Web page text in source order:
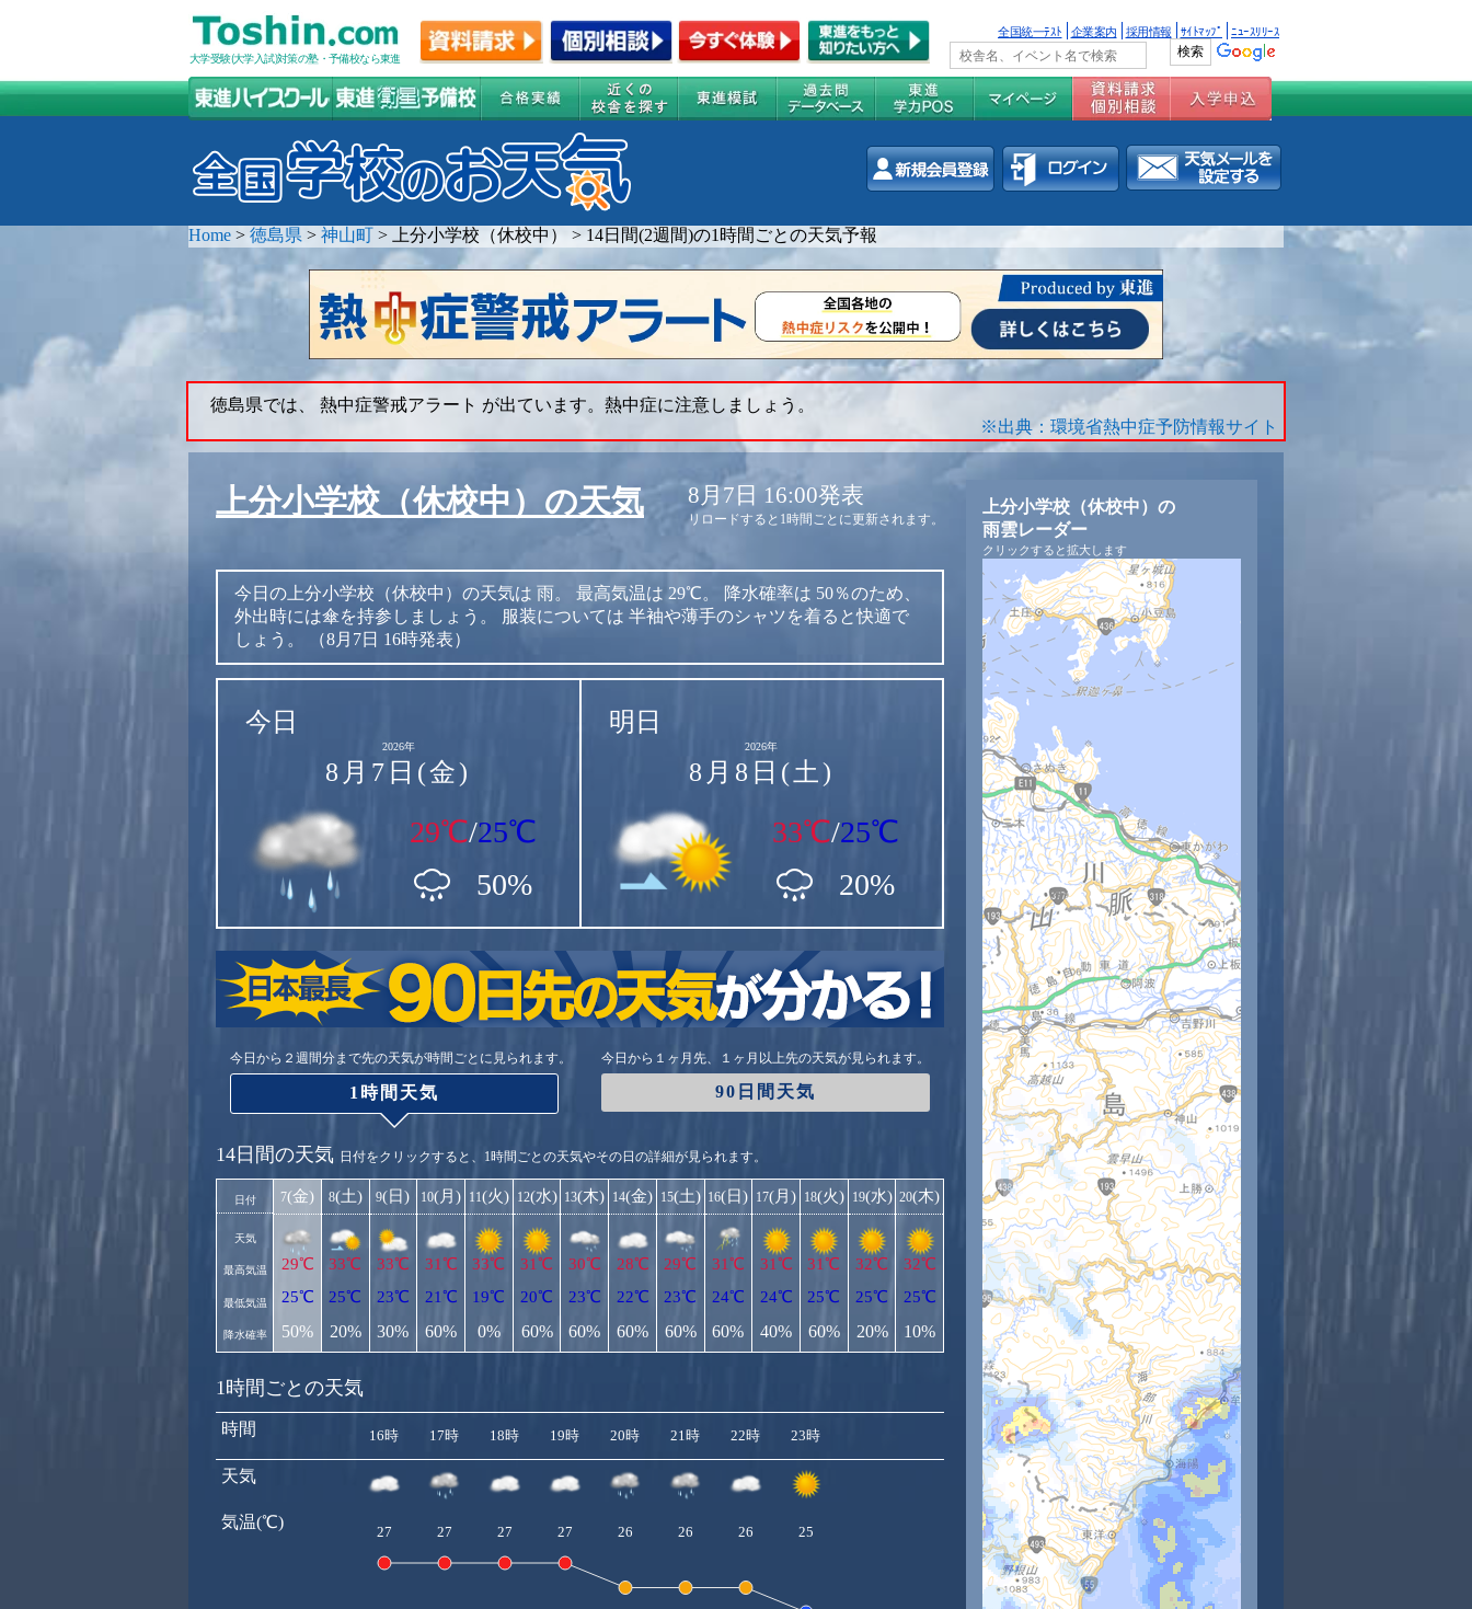
大学受験(大学入試)対策の塾・予備校なら東進
全国統一ﾃｽﾄ 企業案内 採用情報 ｻｲﾄﾏｯﾌﾟ ﾆｭｰｽﾘﾘｰｽ
Home > 徳島県 > 神山町 > 上分小学校（休校中） > 14日間(2週間)の1時間ごとの天気予報
徳島県では、 熱中症警戒アラート が出ています。熱中症に注意しましょう。
※出典：環境省熱中症予防情報サイト
上分小学校（休校中）の天気 8月7日 16:00発表
リロードすると1時間ごとに更新されます。
今日の上分小学校（休校中）の天気は 雨。 最高気温は 29℃。 降水確率は 50％のため、
外出時には傘を持参しましょう。
服装については 半袖や薄手のシャツを着ると快適で
しょう。
（8月7日 16時発表）
今日
2026年
8月7日(金)
29℃/25℃
50%
明日
2026年
8月8日(土)
33℃/25℃
20%
今日から２週間分まで先の天気が時間ごとに見られます。
1時間天気
今日から１ヶ月先、１ヶ月以上先の天気が見られます。
90日間天気
14日間の天気 日付をクリックすると、1時間ごとの天気やその日の詳細が見られます。
日付
天気
最高気温
最低気温
降水確率
7(金)
29℃
25℃
50%
8(土)
33℃
25℃
20%
9(日)
33℃
23℃
30%
10(月)
31℃
21℃
60%
11(火)
33℃
19℃
0%
12(水)
31℃
20℃
60%
13(木)
30℃
23℃
60%
14(金)
28℃
22℃
60%
15(土)
29℃
23℃
60%
16(日)
31℃
24℃
60%
17(月)
31℃
24℃
40%
18(火)
31℃
25℃
60%
19(水)
32℃
25℃
20%
20(木)
32℃
25℃
10%
1時間ごとの天気
時間
天気
気温(℃)
16時 17時 18時 19時 20時 21時 22時 23時
27 27 27 27 26 26 26 25
上分小学校（休校中）の
雨雲レーダー
クリックすると拡大します